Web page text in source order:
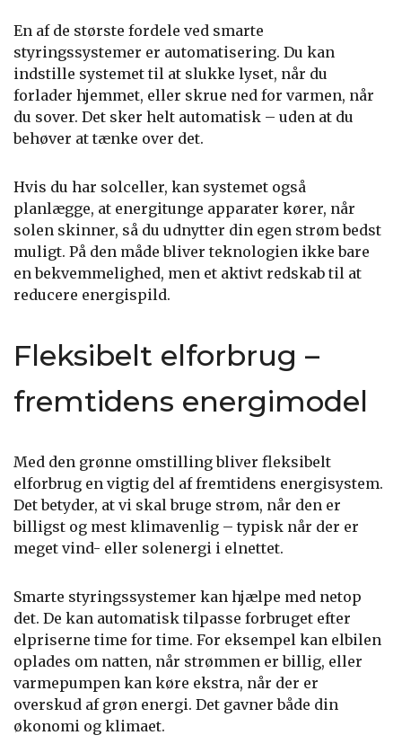
En af de største fordele ved smarte
styringssystemer er automatisering. Du kan
indstille systemet til at slukke lyset, når du
forlader hjemmet, eller skrue ned for varmen, når
du sover. Det sker helt automatisk – uden at du
behøver at tænke over det.
Hvis du har solceller, kan systemet også
planlægge, at energitunge apparater kører, når
solen skinner, så du udnytter din egen strøm bedst
muligt. På den måde bliver teknologien ikke bare
en bekvemmelighed, men et aktivt redskab til at
reducere energispild.
Fleksibelt elforbrug –
fremtidens energimodel
Med den grønne omstilling bliver fleksibelt
elforbrug en vigtig del af fremtidens energisystem.
Det betyder, at vi skal bruge strøm, når den er
billigst og mest klimavenlig – typisk når der er
meget vind- eller solenergi i elnettet.
Smarte styringssystemer kan hjælpe med netop
det. De kan automatisk tilpasse forbruget efter
elpriserne time for time. For eksempel kan elbilen
oplades om natten, når strømmen er billig, eller
varmepumpen kan køre ekstra, når der er
overskud af grøn energi. Det gavner både din
økonomi og klimaet.